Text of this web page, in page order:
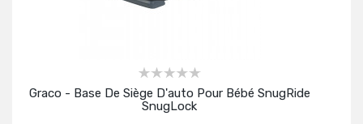
Graco - Base De Siège D'auto Pour Bébé SnugRide
SnugLock